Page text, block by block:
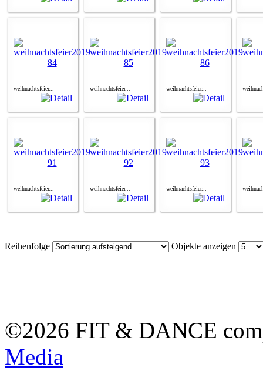
weihnachtsfeier... weihnachtsfeier... weihnachtsfeier...
weihnachtsfeier... weihnachtsfeier... weihnachtsfeier...
Reihenfolge Objekte anzeigen
©2026 FIT & DANCE
Media